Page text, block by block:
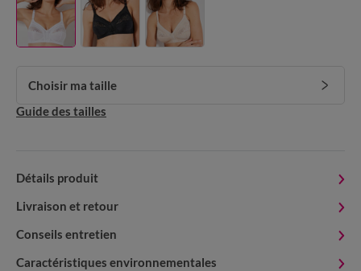
Choisir ma taille
Guide des tailles
Détails produit
Livraison et retour
Conseils entretien
Caractéristiques environnementales